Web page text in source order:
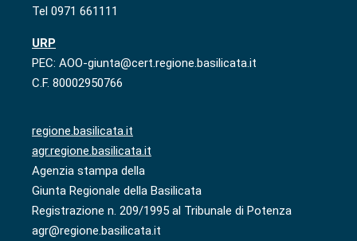
Tel 0971 661111
URP
PEC: AOO-giunta@cert.regione.basilicata.it
C.F. 80002950766
regione.basilicata.it
agr.regione.basilicata.it
Agenzia stampa della
Giunta Regionale della Basilicata
Registrazione n. 209/1995 al Tribunale di Potenza
agr@regione.basilicata.it